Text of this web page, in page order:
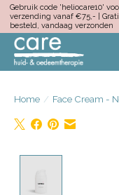
Gebruik code 'heliocare10'
verzending vanaf €75,- |
besteld, vandaag verzonden
Home / Face Cream -